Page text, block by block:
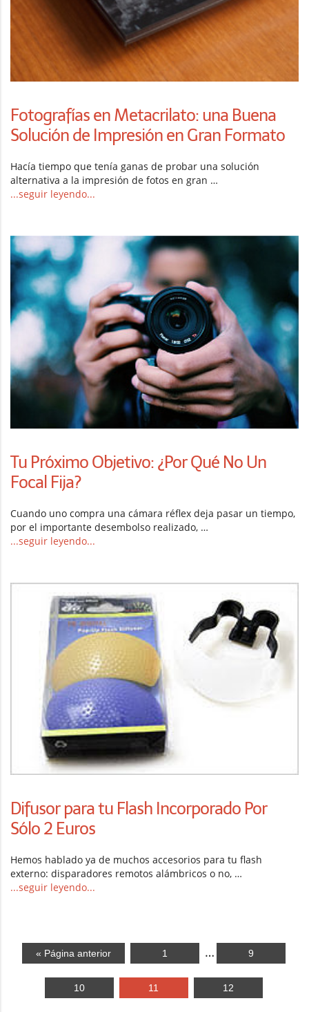
Fotografías en Metacrilato: una Buena
Solución de Impresión en Gran Formato
Hacía tiempo que tenía ganas de probar una solución
alternativa a la impresión de fotos en gran …
...seguir leyendo...
Tu Próximo Objetivo: ¿Por Qué No Un
Focal Fija?
Cuando uno compra una cámara réflex deja pasar un tiempo,
por el importante desembolso realizado, …
...seguir leyendo...
Difusor para tu Flash Incorporado Por
Sólo 2 Euros
Hemos hablado ya de muchos accesorios para tu flash
externo: disparadores remotos alámbricos o no, …
...seguir leyendo...
« Página anterior 1 … 9
10 11 12